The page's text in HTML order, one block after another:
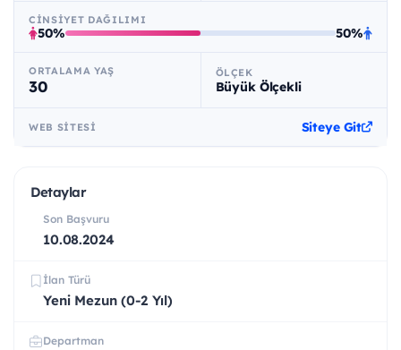
CINSIYET DAĞILIMI
50% 50%
ORTALAMA YAŞ
30
ÖLÇEK
Büyük Ölçekli
WEB SITESI Siteye Git
Detaylar
Son Başvuru
10.08.2024
İlan Türü
Yeni Mezun (0-2 Yıl)
Departman